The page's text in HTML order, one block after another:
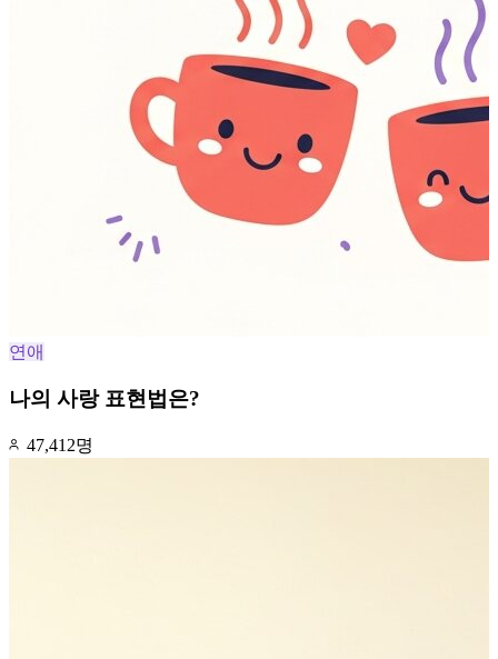
연애
나의 사랑 표현법은?
47,412명